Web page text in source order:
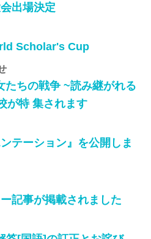
出場決定
Scholar's Cup
たちの戦争 ~読み継がれる
が特 集されます
テーション』を公開しま
記事が掲載されました